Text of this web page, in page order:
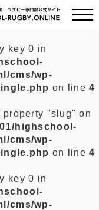
key 0 in
cms/wp-
on line4
property "slug" on
highschool-
cms/wp-
on line4
key 0 in
cms/wp-